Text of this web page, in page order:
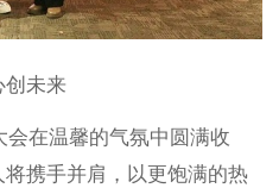
创未来
会在温馨的气氛中圆满收
携手并肩，以更饱满的热